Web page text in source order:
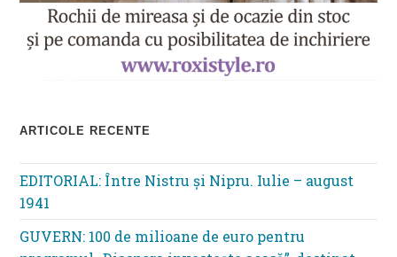
ARTICOLE RECENTE
EDITORIAL: Între Nistru şi Nipru. Iulie – august
1941
GUVERN: 100 de milioane de euro pentru